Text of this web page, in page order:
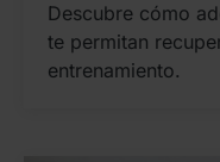
Descubre cómo
te permitan
entrenamiento.